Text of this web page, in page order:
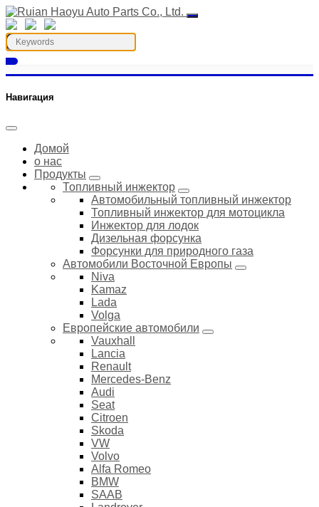
Навигация
Домой
о нас
Продукты
Топливный инжектор
Автомобильный топливный инжектор
Топливный инжектор для мотоцикла
Инжектор для лодок
Дизельная форсунка
Форсунки для природного газа
Автомобили Восточной Европы
Niva
Kamaz
Lada
Volga
Европейские автомобили
Vauxhall
Lancia
Renault
Mercedes-Benz
Audi
Seat
Citroen
Skoda
VW
Volvo
Alfa Romeo
BMW
SAAB